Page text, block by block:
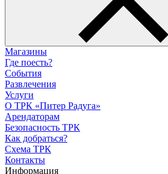
Магазины
Где поесть?
События
Развлечения
Услуги
О ТРК «Питер Радуга»
Арендаторам
Безопасность ТРК
Как добраться?
Схема ТРК
Контакты
Информация